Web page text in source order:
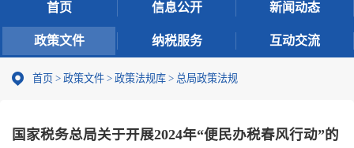
首页 信息公开 新闻动态
政策文件 纳税服务 互动交流
首页 > 政策文件 > 政策法规库 > 总局政策法规
国家税务总局关于开展2024年“便民办税春风行动”的